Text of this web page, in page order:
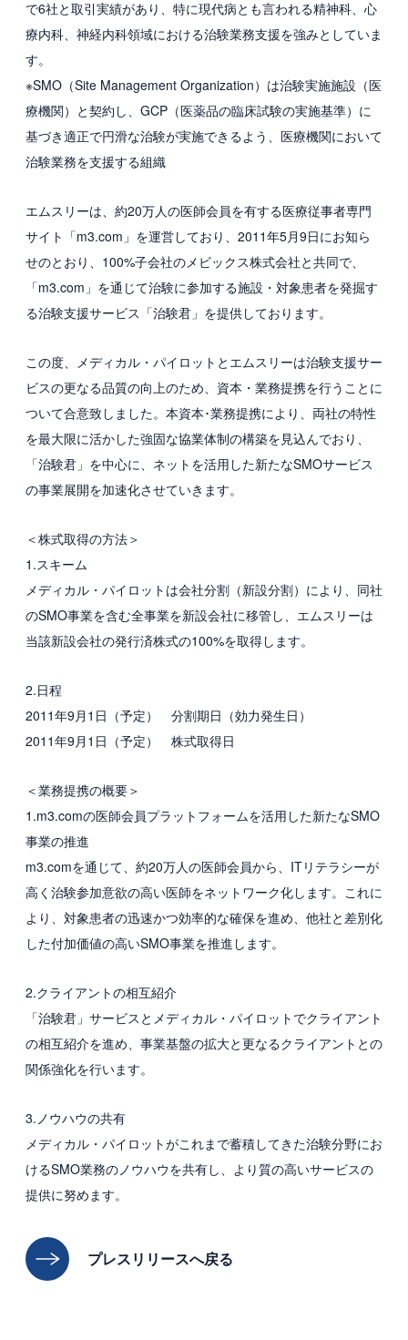
ガバナンス
環境
採用情報
中途採用
カルチャー・制度
募集職種
お問い合わせ
で6社と取引実績があり、特に現代病とも言われる精神科、心
療内科、神経内科領域における治験業務支援を強みとしていま
す。
※SMO（Site Management Organization）は治験実施施設（医
療機関）と契約し、GCP（医薬品の臨床試験の実施基準）に
基づき適正で円滑な治験が実施できるよう、医療機関において
治験業務を支援する組織
エムスリーは、約20万人の医師会員を有する医療従事者専門
サイト「m3.com」を運営しており、2011年5月9日にお知ら
せのとおり、100%子会社のメビックス株式会社と共同で、
「m3.com」を通じて治験に参加する施設・対象患者を発掘す
る治験支援サービス「治験君」を提供しております。
この度、メディカル・パイロットとエムスリーは治験支援サー
ビスの更なる品質の向上のため、資本・業務提携を行うことに
ついて合意致しました。本資本･業務提携により、両社の特性
を最大限に活かした強固な協業体制の構築を見込んでおり、
「治験君」を中心に、ネットを活用した新たなSMOサービス
の事業展開を加速化させていきます。
＜株式取得の方法＞
1.スキーム
メディカル・パイロットは会社分割（新設分割）により、同社
のSMO事業を含む全事業を新設会社に移管し、エムスリーは
当該新設会社の発行済株式の100%を取得します。
2.日程
2011年9月1日（予定） 分割期日（効力発生日）
2011年9月1日（予定） 株式取得日
＜業務提携の概要＞
1.m3.comの医師会員プラットフォームを活用した新たなSMO
事業の推進
m3.comを通じて、約20万人の医師会員から、ITリテラシーが
高く治験参加意欲の高い医師をネットワーク化します。これに
より、対象患者の迅速かつ効率的な確保を進め、他社と差別化
した付加価値の高いSMO事業を推進します。
2.クライアントの相互紹介
「治験君」サービスとメディカル・パイロットでクライアント
の相互紹介を進め、事業基盤の拡大と更なるクライアントとの
関係強化を行います。
3.ノウハウの共有
メディカル・パイロットがこれまで蓄積してきた治験分野にお
けるSMO業務のノウハウを共有し、より質の高いサービスの
提供に努めます。
プレスリリースへ戻る